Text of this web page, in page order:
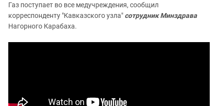
Газ поступает во все медучреждения, сообщил
корреспонденту "Кавказского узла" сотрудник Минздрава
Нагорного Карабаха.